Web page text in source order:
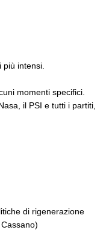
intensi.
momenti specifici.
il PSI e tutti i partiti,
di rigenerazione